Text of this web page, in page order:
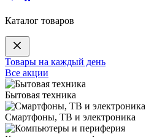
Каталог товаров
Товары на каждый день
Все акции
Бытовая техника
Смартфоны, ТВ и электроника